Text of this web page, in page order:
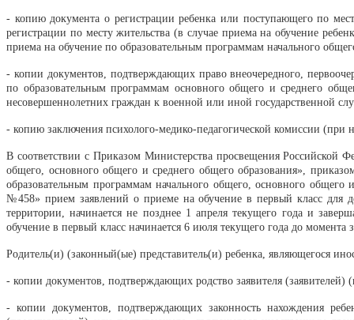
- копию документа о регистрации ребенка или поступающего по
регистрации по месту жительства (в случае приема на обучение
приема на обучение по образовательным программам начального
- копии документов, подтверждающих право внеочередного,
по образовательным программам основного общего и среднего
несовершеннолетних граждан к военной или иной государственной
- копию заключения психолого-медико-педагогической комиссии (при
В соответствии с Приказом Министерства просвещения Российской
общего, основного общего и среднего общего образования»,
образовательным программам начального общего, основного
№458» прием заявлений о приеме на обучение в первый класс для
территории, начинается не позднее 1 апреля текущего года и
обучение в первый класс начинается 6 июля текущего года до
Родитель(и) (законный(ые) представитель(и) ребенка, являющегося
- копии документов, подтверждающих родство заявителя (заявителей)
- копии документов, подтверждающих законность нахождения